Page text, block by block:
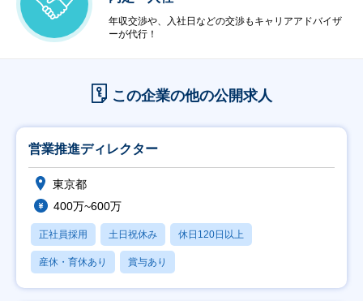
年収交渉や、入社日などの交渉もキャリアアドバイザ
ーが代行！
この企業の他の公開求人
営業推進ディレクター
東京都
400万~600万
正社員採用 土日祝休み 休日120日以上
産休・育休あり 賞与あり